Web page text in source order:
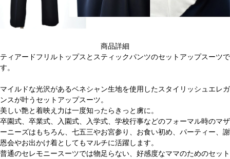
商品詳細
ティアードフリルトップスとスティックパンツのセットアップスーツで
す。
マイルドな光沢があるベネシャン生地を使用したスタイリッシュエレガ
ンスが叶うセットアップスーツ。
美しい艶と着映え力は一度知ったらきっと虜に。
卒園式、卒業式、入園式、入学式、学校行事などのフォーマル時のマザ
ーニーズはもちろん、七五三やお宮参り、お食い初め、パーティー、謝
恩会やお出かけ着としてもマルチに活躍します。
普通のセレモニースーツでは物足らない、好感度なママのためのセット